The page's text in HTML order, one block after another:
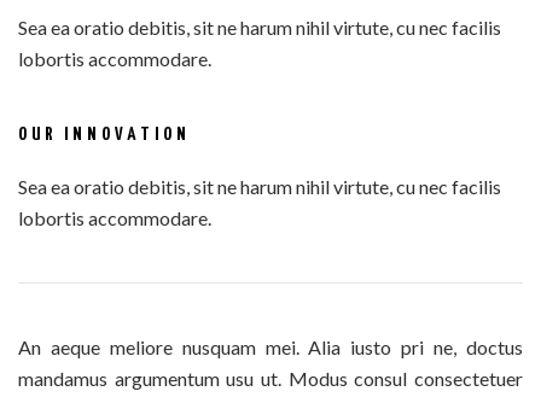
Sea ea oratio debitis, sit ne harum nihil virtute, cu nec facilis
lobortis accommodare.
OUR INNOVATION
Sea ea oratio debitis, sit ne harum nihil virtute, cu nec facilis
lobortis accommodare.
An aeque meliore nusquam mei. Alia iusto pri ne, doctus
mandamus argumentum usu ut. Modus consul consectetuer